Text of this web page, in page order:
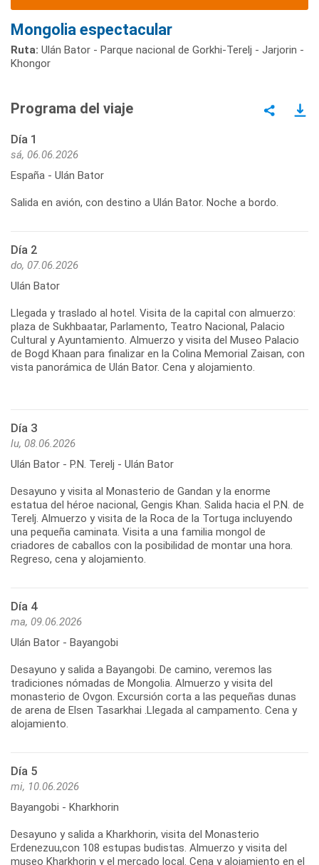
Mongolia espectacular
Ruta: Ulán Bator - Parque nacional de Gorkhi-Terelj - Jarjorin -
Khongor
Programa del viaje
Día 1
sá, 06.06.2026
España - Ulán Bator
Salida en avión, con destino a Ulán Bator. Noche a bordo.
Día 2
do, 07.06.2026
Ulán Bator
Llegada y traslado al hotel. Visita de la capital con almuerzo:
plaza de Sukhbaatar, Parlamento, Teatro Nacional, Palacio
Cultural y Ayuntamiento. Almuerzo y visita del Museo Palacio
de Bogd Khaan para finalizar en la Colina Memorial Zaisan, con
vista panorámica de Ulán Bator. Cena y alojamiento.
Día 3
lu, 08.06.2026
Ulán Bator - P.N. Terelj - Ulán Bator
Desayuno y visita al Monasterio de Gandan y la enorme
estatua del héroe nacional, Gengis Khan. Salida hacia el P.N. de
Terelj. Almuerzo y visita de la Roca de la Tortuga incluyendo
una pequeña caminata. Visita a una familia mongol de
criadores de caballos con la posibilidad de montar una hora.
Día 4
ma, 09.06.2026
Ulán Bator - Bayangobi
Desayuno y salida a Bayangobi. De camino, veremos las
tradiciones nómadas de Mongolia. Almuerzo y visita del
monasterio de Ovgon. Excursión corta a las pequeñas dunas
de arena de Elsen Tasarkhai .Llegada al campamento. Cena y
Día 5
mi, 10.06.2026
Bayangobi - Kharkhorin
Desayuno y salida a Kharkhorin, visita del Monasterio
Erdenezuu,con 108 estupas budistas. Almuerzo y visita del
museo Kharkhorin y el mercado local. Cena y alojamiento en el